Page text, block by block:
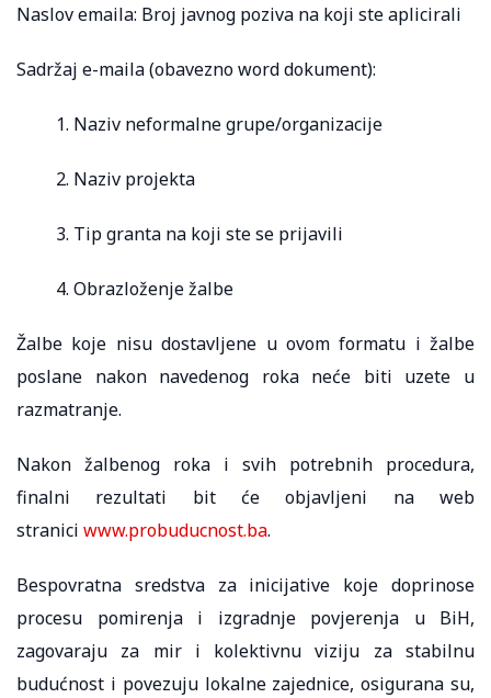
Naslov emaila: Broj javnog poziva na koji ste aplicirali
Sadržaj e-maila (obavezno word dokument):
1. Naziv neformalne grupe/organizacije
2. Naziv projekta
3. Tip granta na koji ste se prijavili
4. Obrazloženje žalbe
Žalbe koje nisu dostavljene u ovom formatu i žalbe
poslane nakon navedenog roka neće biti uzete u
razmatranje.
Nakon žalbenog roka i svih potrebnih procedura,
finalni rezultati bit će objavljeni na web
stranici www.probuducnost.ba.
Bespovratna sredstva za inicijative koje doprinose
procesu pomirenja i izgradnje povjerenja u BiH,
zagovaraju za mir i kolektivnu viziju za stabilnu
budućnost i povezuju lokalne zajednice, osigurana su,